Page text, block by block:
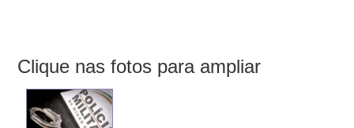
Clique nas fotos para ampliar